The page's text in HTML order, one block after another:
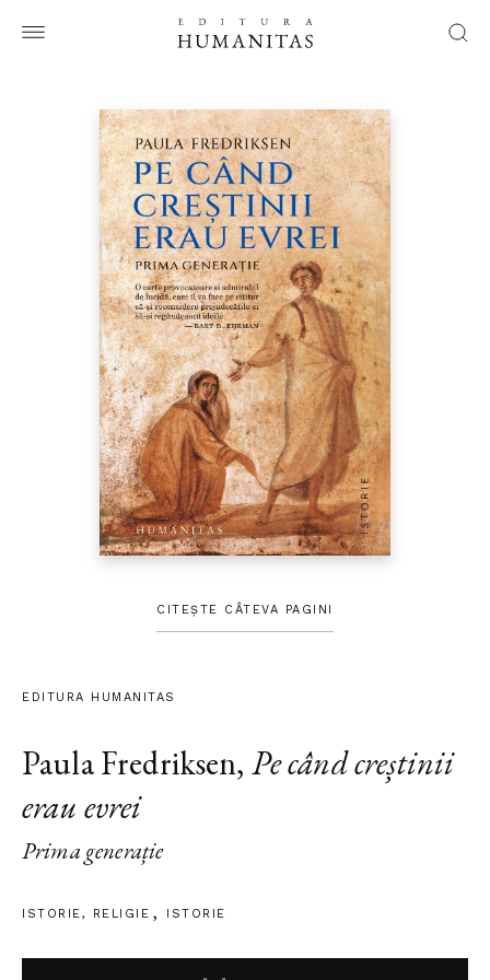
CITEȘTE CÂTEVA PAGINI
EDITURA HUMANITAS
Paula Fredriksen, Pe când creștinii
erau evrei
Prima generație
ISTORIE, RELIGIE ISTORIE